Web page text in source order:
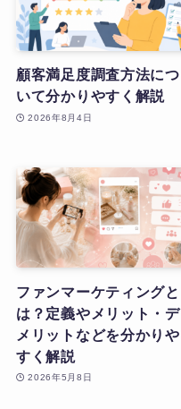
顧客満足度調査方法につ
いて分かりやすく解説
2026年8月4日
ファンマーケティングと
は？定義やメリット・デ
メリットなどを分かりや
すく解説
2026年5月8日